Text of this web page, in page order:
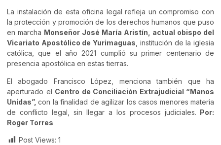
La instalación de esta oficina legal refleja un compromiso con
la protección y promoción de los derechos humanos que puso
en marcha Monseñor José María Aristín, actual obispo del
Vicariato Apostólico de Yurimaguas , institución de la iglesia
católica, que el año 2021 cumplió su primer centenario de
presencia apostólica en estas tierras.
El abogado Francisco López, menciona también que ha
aperturado el Centro de Conciliación Extrajudicial “Manos
Unidas”,con la finalidad de agilizar los casos menores materia
de conflicto legal, sin llegar a los procesos judiciales. Por:
Roger Torres
Post Views: 1